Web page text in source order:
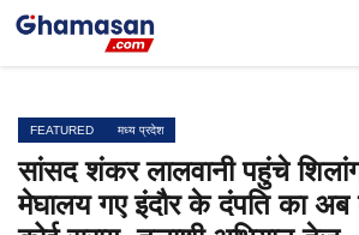
Skip
FEATURED मध्य प्रदेश
सांसद शंकर लालवानी पहुंचे
मेघालय गए इंदौर के दंपति का अब